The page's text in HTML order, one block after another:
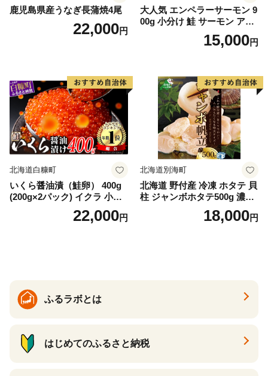
鹿児島県産うなぎ長蒲焼4尾
22,000円
大人気 エンペラーサーモン 9
00g 小分け 鮭 サーモン アト
ランティックサーモン 水産
庁長官賞 受賞 さけ シャケ し
満足 美味しい 贈答 生食用 刺
身 お刺身 刺し身 魚介類 海鮮
冷凍 厚切り 薄切り ふるさと
納税 ふるさとチョイス チョ
イス 北海道 白糠町
15,000円
北海道白糠町
いくら醤油漬（鮭卵） 400g
(200g×2パック) イクラ 小分
け いくら醤油漬 鮭いくら い
くら醤油漬け 鮭 鮭卵 ikura
22,000円
北海道別海町
北海道 野付産 冷凍 ホタテ 貝
柱 ジャンボホタテ500g 濃厚
な旨味と甘み （ほたて ホタ
テ 帆立 貝柱 ホタテ貝柱 大玉
18,000円
ふるラボとは
はじめてのふるさと納税